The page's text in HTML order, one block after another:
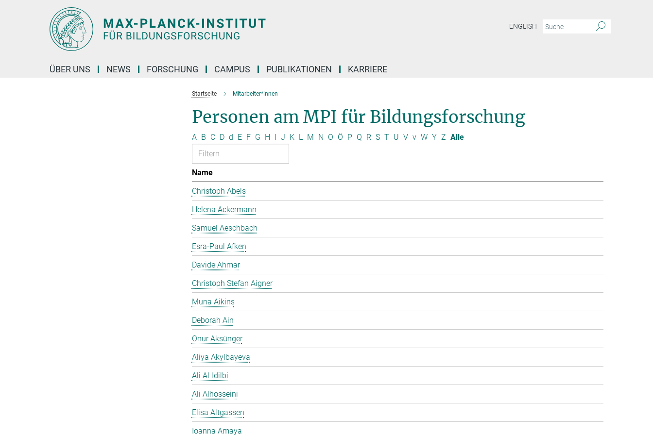
ENGLISH
ÜBER UNS NEWS FORSCHUNG CAMPUS PUBLIKATIONEN KARRIERE
Startseite Mitarbeiter*innen
Personen am MPI für Bildungsforschung
A B C D d E F G H I J K L M N O Ö P Q R S T U V v W Y Z Alle
Name
Christoph Abels
Helena Ackermann
Samuel Aeschbach
Esra-Paul Afken
Davide Ahmar
Christoph Stefan Aigner
Muna Aikins
Deborah Ain
Onur Aksünger
Aliya Akylbayeva
Ali Al-Idilbi
Ali Alhosseini
Elisa Altgassen
Ioanna Amaya